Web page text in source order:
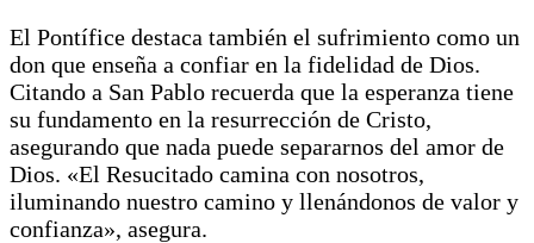
El Pontífice destaca también el sufrimiento como un
don que enseña a confiar en la fidelidad de Dios.
Citando a San Pablo recuerda que la esperanza tiene
su fundamento en la resurrección de Cristo,
asegurando que nada puede separarnos del amor de
Dios. «El Resucitado camina con nosotros,
iluminando nuestro camino y llenándonos de valor y
confianza», asegura.